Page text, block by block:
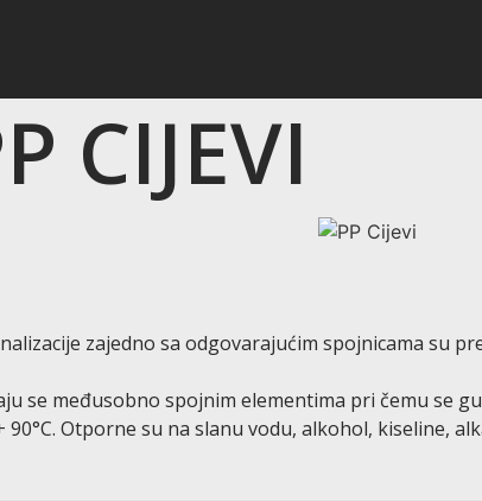
CIJEVI
zajedno sa odgovarajućim spojnicama su
se međusobno spojnim elementima pri čemu se
Otporne su na slanu vodu, alkohol, kiseline,